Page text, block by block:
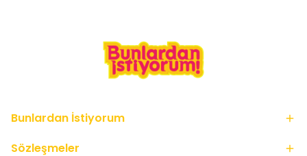
Bunlardan İstiyorum
Sözleşmeler